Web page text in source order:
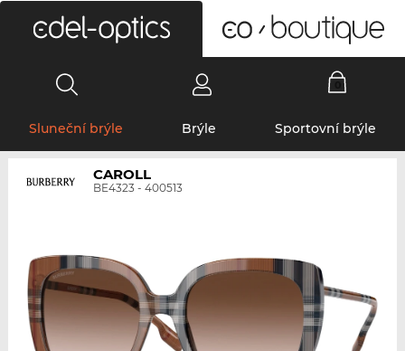
Sluneční brýle Brýle Sportovní brýle
CAROLL
BE4323 - 400513